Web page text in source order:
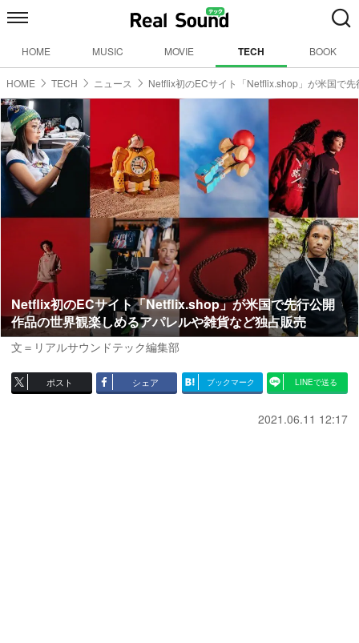
HOME MUSIC MOVIE TECH BOOK
HOME TECH ニュース Netflix初のECサイト「Netflix.shop」が米国で先
Netflix初のECサイト「Netflix.shop」が米国で先行公開
作品の世界観楽しめるアパレルや雑貨など独占販売
文＝リアルサウンドテック編集部
ポスト シェア ブックマーク LINEで送る
2021.06.11 12:17